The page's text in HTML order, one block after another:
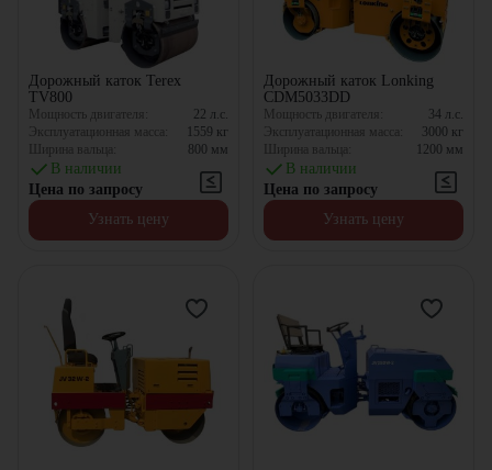
Дорожный каток Terex
TV800
Мощность двигателя: 22 л.с.
Эксплуатационная масса:
1559 кг
Ширина вальца:
800 мм
В наличии
Цена по запросу
Узнать цену
Дорожный каток Lonking
CDM5033DD
Мощность двигателя: 34 л.с.
Эксплуатационная масса:
3000 кг
Ширина вальца:
1200 мм
В наличии
Цена по запросу
Узнать цену